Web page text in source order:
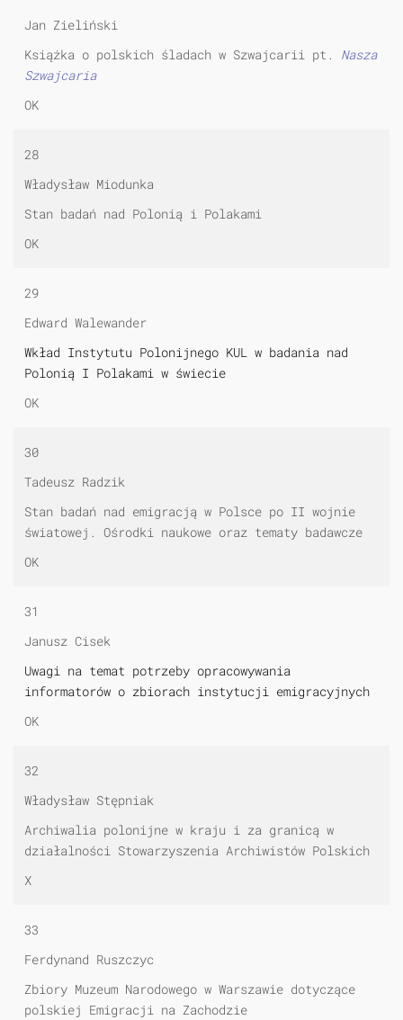
Jan Zieliński
Książka o polskich śladach w Szwajcarii pt. Nasza
Szwajcaria
OK
28
Władysław Miodunka
Stan badań nad Polonią i Polakami
OK
29
Edward Walewander
Wkład Instytutu Polonijnego KUL w badania nad
Polonią I Polakami w świecie
OK
30
Tadeusz Radzik
Stan badań nad emigracją w Polsce po II wojnie
światowej. Ośrodki naukowe oraz tematy badawcze
OK
31
Janusz Cisek
Uwagi na temat potrzeby opracowywania
informatorów o zbiorach instytucji emigracyjnych
OK
32
Władysław Stępniak
Archiwalia polonijne w kraju i za granicą w
działalności Stowarzyszenia Archiwistów Polskich
X
33
Ferdynand Ruszczyc
Zbiory Muzeum Narodowego w Warszawie dotyczące
polskiej Emigracji na Zachodzie